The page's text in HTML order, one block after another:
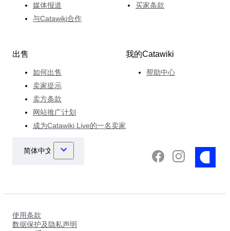
媒体报道
与Catawiki合作
买家条款
出售
如何出售
卖家提示
卖方条款
网站推广计划
成为Catawiki Live的一名卖家
我的Catawiki
帮助中心
使用条款
数据保护及隐私声明